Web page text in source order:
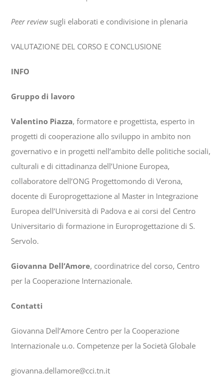
Peer review sugli elaborati e condivisione in plenaria
VALUTAZIONE DEL CORSO E CONCLUSIONE
INFO
Gruppo di lavoro
Valentino Piazza, formatore e progettista, esperto in
progetti di cooperazione allo sviluppo in ambito non
governativo e in progetti nell’ambito delle politiche sociali,
culturali e di cittadinanza dell’Unione Europea,
collaboratore dell’ONG Progettomondo di Verona,
docente di Europrogettazione al Master in Integrazione
Europea dell’Università di Padova e ai corsi del Centro
Universitario di formazione in Europrogettazione di S.
Servolo.
Giovanna Dell’Amore, coordinatrice del corso, Centro
per la Cooperazione Internazionale.
Contatti
Giovanna Dell’Amore Centro per la Cooperazione
Internazionale u.o. Competenze per la Società Globale
giovanna.dellamore@cci.tn.it